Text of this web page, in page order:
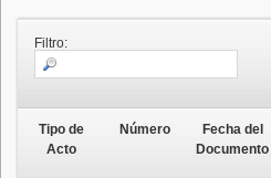
Filtro:
Tipo de
Acto
Número
Fecha del
Documento